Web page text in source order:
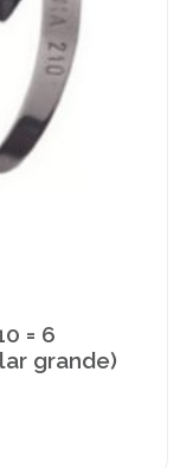
= 6
grande)